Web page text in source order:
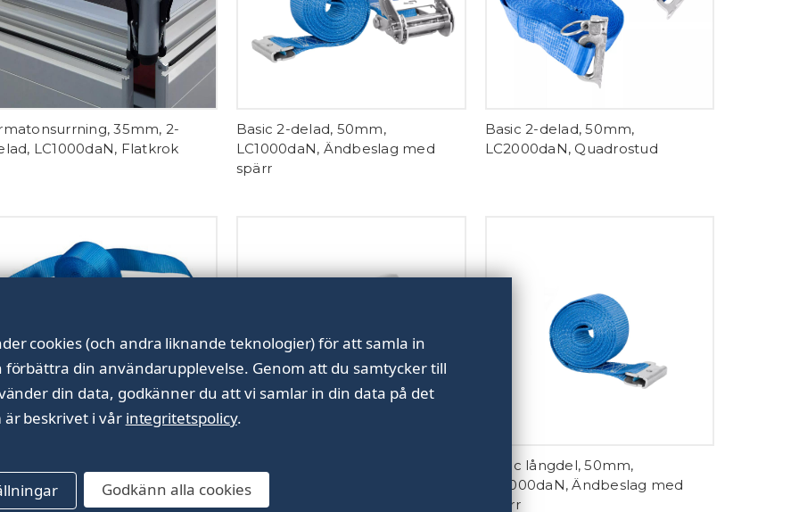
35mm, 2-
LC1000daN, Flatkrok
Basic 2-delad, 50mm,
LC1000daN, Ändbeslag med
spärr
Basic 2-delad, 50mm,
LC2000daN, Quadrostud
Basic långdel, 50mm,
LC1000daN, Ändbeslag med
spärr
cookies (och andra liknande teknologier) för att samla in
förbättra din användarupplevelse. Genom att du samtycker till
din data, godkänner du att vi samlar in din data på det
är beskrivet i vår integritetspolicy.
Godkänn alla cookies